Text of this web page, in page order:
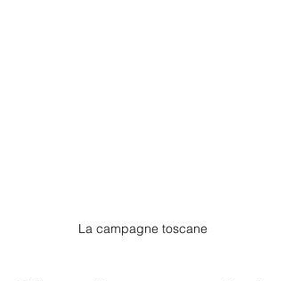
La campagne toscane